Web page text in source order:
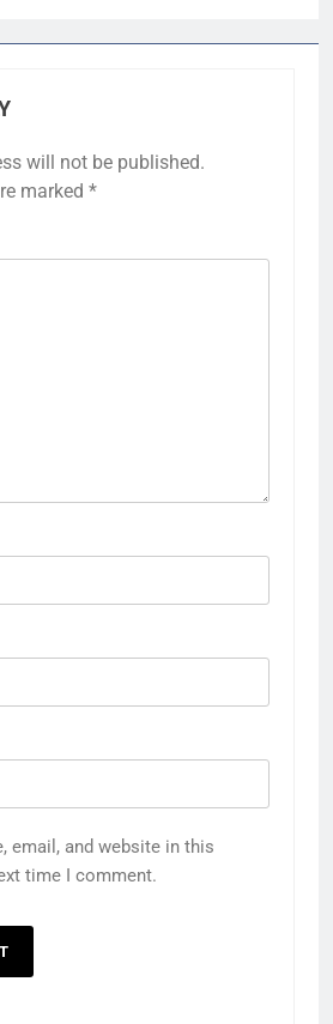
will not be published.
marked *
email, and website in this
time I comment.